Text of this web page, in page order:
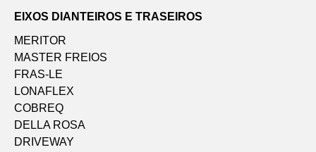
EIXOS DIANTEIROS E TRASEIROS
MERITOR
MASTER FREIOS
FRAS-LE
LONAFLEX
COBREQ
DELLA ROSA
DRIVEWAY